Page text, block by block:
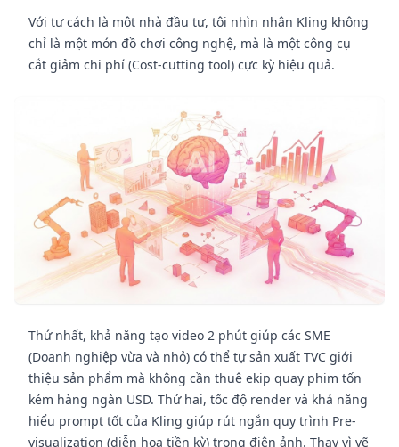
Với tư cách là một nhà đầu tư, tôi nhìn nhận Kling không
chỉ là một món đồ chơi công nghệ, mà là một công cụ
cắt giảm chi phí (Cost-cutting tool) cực kỳ hiệu quả.
Thứ nhất, khả năng tạo video 2 phút giúp các SME
(Doanh nghiệp vừa và nhỏ) có thể tự sản xuất TVC giới
thiệu sản phẩm mà không cần thuê ekip quay phim tốn
kém hàng ngàn USD. Thứ hai, tốc độ render và khả năng
hiểu prompt tốt của Kling giúp rút ngắn quy trình Pre-
visualization (diễn họa tiền kỳ) trong điện ảnh. Thay vì vẽ